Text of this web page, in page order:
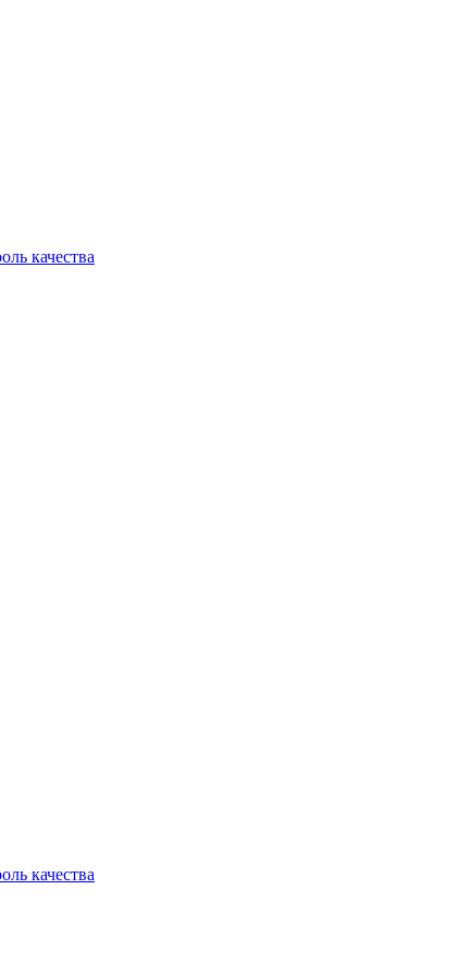
качества
качества